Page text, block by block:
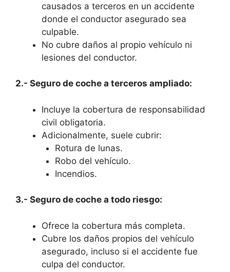
causados a terceros en un accidente
donde el conductor asegurado sea
culpable.
No cubre daños al propio vehículo ni
lesiones del conductor.
2.- Seguro de coche a terceros ampliado:
Incluye la cobertura de responsabilidad
civil obligatoria.
Adicionalmente, suele cubrir:
Rotura de lunas.
Robo del vehículo.
Incendios.
3.- Seguro de coche a todo riesgo:
Ofrece la cobertura más completa.
Cubre los daños propios del vehículo
asegurado, incluso si el accidente fue
culpa del conductor.